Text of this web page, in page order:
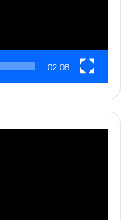
02:08